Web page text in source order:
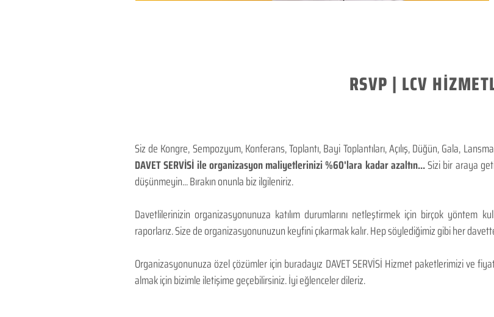
RSVP | LCV
Siz de Kongre, Sempozyum, Konferans, Toplantı, Bayi Toplantıları, Açılış, Düğün, Gala,
DAVET SERVİSİ ile organizasyon maliyetlerinizi %60'lara kadar azaltın...Sizi bir araya
düşünmeyin... Bırakın onunla biz ilgileniriz.
Davetlilerinizin organizasyonunuza katılım durumlarını netleştirmek için birçok yöntem
raporlarız. Size de organizasyonunuzun keyfini çıkarmak kalır. Hep söylediğimiz gibi her
Organizasyonunuza özel çözümler için buradayız DAVET SERVİSİ Hizmet paketlerimizi ve
almak için bizimle iletişime geçebilirsiniz. İyi eğlenceler dileriz.